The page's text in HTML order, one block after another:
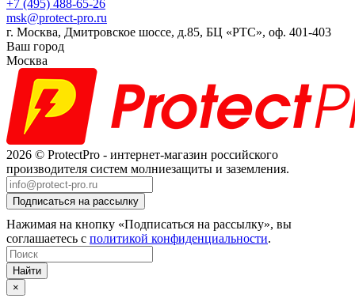
+7 (495) 488-65-26
msk@protect-pro.ru
г. Москва, Дмитровское шоссе, д.85, БЦ «РТС», оф. 401-403
Ваш город
Москва
2026 © ProtectPro - интернет-магазин российского
производителя систем молниезащиты и заземления.
Нажимая на кнопку «Подписаться на рассылку», вы
соглашаетесь с политикой конфиденциальности.
Найти
×